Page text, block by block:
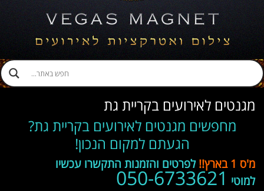
מגנטים לאירועים בקריית גת
מחפשים מגנטים לאירועים בקריית גת?
הגעתם למקום הנכון!
מ'ס 1 בארץ!!
לפרטים והזמנות התקשרו עכשיו
למוטי 050-6733621